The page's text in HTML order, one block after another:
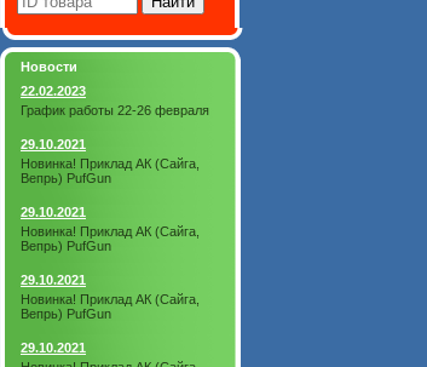
Новости
22.02.2023
График работы 22-26 февраля
29.10.2021
Новинка! Приклад АК (Сайга,
Вепрь) PufGun
29.10.2021
Новинка! Приклад АК (Сайга,
Вепрь) PufGun
29.10.2021
Новинка! Приклад АК (Сайга,
Вепрь) PufGun
29.10.2021